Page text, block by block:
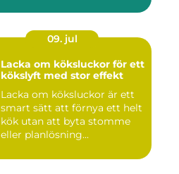
09. jul
Lacka om köksluckor för ett
kökslyft med stor effekt
Lacka om köksluckor är ett
smart sätt att förnya ett helt
kök utan att byta stomme
eller planlösning...